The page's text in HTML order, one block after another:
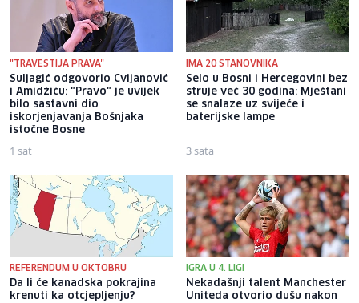
"TRAVESTIJA PRAVA"
Suljagić odgovorio Cvijanović
i Amidžiću: "Pravo" je uvijek
bilo sastavni dio
iskorjenjavanja Bošnjaka
istočne Bosne
1 sat
IMA 20 STANOVNIKA
Selo u Bosni i Hercegovini bez
struje već 30 godina: Mještani
se snalaze uz svijeće i
baterijske lampe
3 sata
REFERENDUM U OKTOBRU
Da li će kanadska pokrajina
krenuti ka otcjepljenju?
IGRA U 4. LIGI
Nekadašnji talent Manchester
Uniteda otvorio dušu nakon